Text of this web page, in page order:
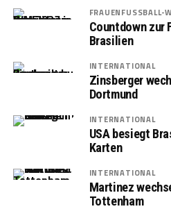
FRAUENFUSSBALL-WM
Countdown zur
Brasilien
INTERNATIONAL
Zinsberger
Dortmund
INTERNATIONAL
USA besiegt
Karten
INTERNATIONAL
Martinez
Tottenham